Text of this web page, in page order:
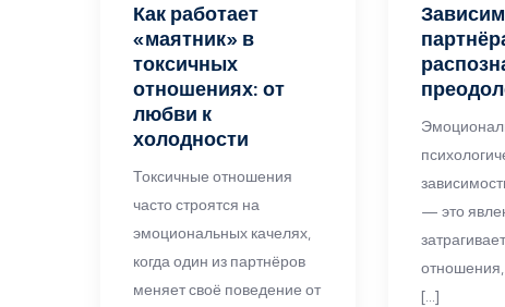
Как работает
«маятник» в
токсичных
отношениях: от
любви к
холодности
Токсичные отношения
часто строятся на
эмоциональных качелях,
когда один из партнёров
меняет своё поведение от
— это
[…]